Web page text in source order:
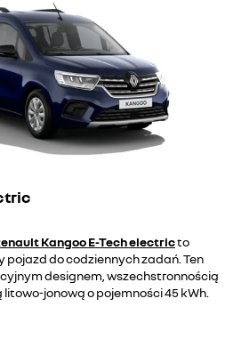
Kangoo E-Tech electricto
do codziennych zadań. Ten
designem, wszechstronnością
jonową o pojemności 45 kWh.